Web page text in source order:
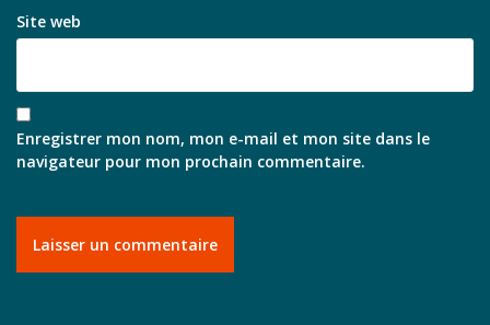
Site web
Enregistrer mon nom, mon e-mail et mon site dans le
navigateur pour mon prochain commentaire.